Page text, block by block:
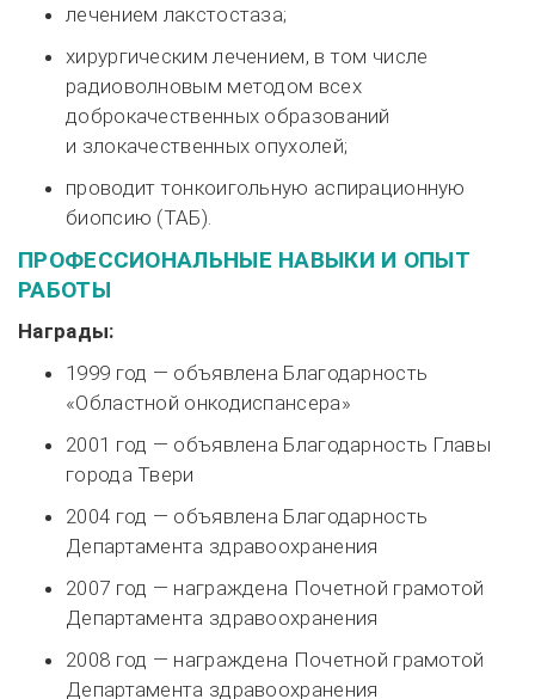
лечением лакстостаза;
хирургическим лечением, в том числе
радиоволновым методом всех
доброкачественных образований
и злокачественных опухолей;
проводит тонкоигольную аспирационную
биопсию (ТАБ).
ПРОФЕССИОНАЛЬНЫЕ НАВЫКИ И ОПЫТ
РАБОТЫ
Награды:
1999 год — объявлена Благодарность
«Областной онкодиспансера»
2001 год — объявлена Благодарность Главы
города Твери
2004 год — объявлена Благодарность
Департамента здравоохранения
2007 год — награждена Почетной грамотой
Департамента здравоохранения
2008 год — награждена Почетной грамотой
Департамента здравоохранения